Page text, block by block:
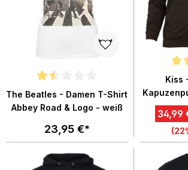
Durchschnittliche Bewertung von 1.5 von 5
The Beatles - Damen T-Shirt
Abbey Road & Logo - weiß
23,95 €*
Kiss
34,99